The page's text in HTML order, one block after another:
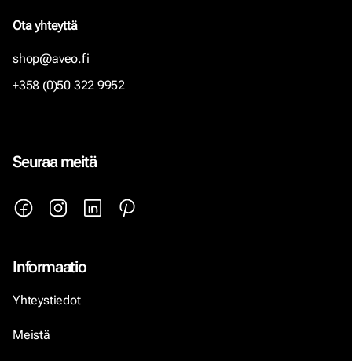
Ota yhteyttä
shop@aveo.fi
+358 (0)50 322 9952
Seuraa meitä
Informaatio
Yhteystiedot
Meistä